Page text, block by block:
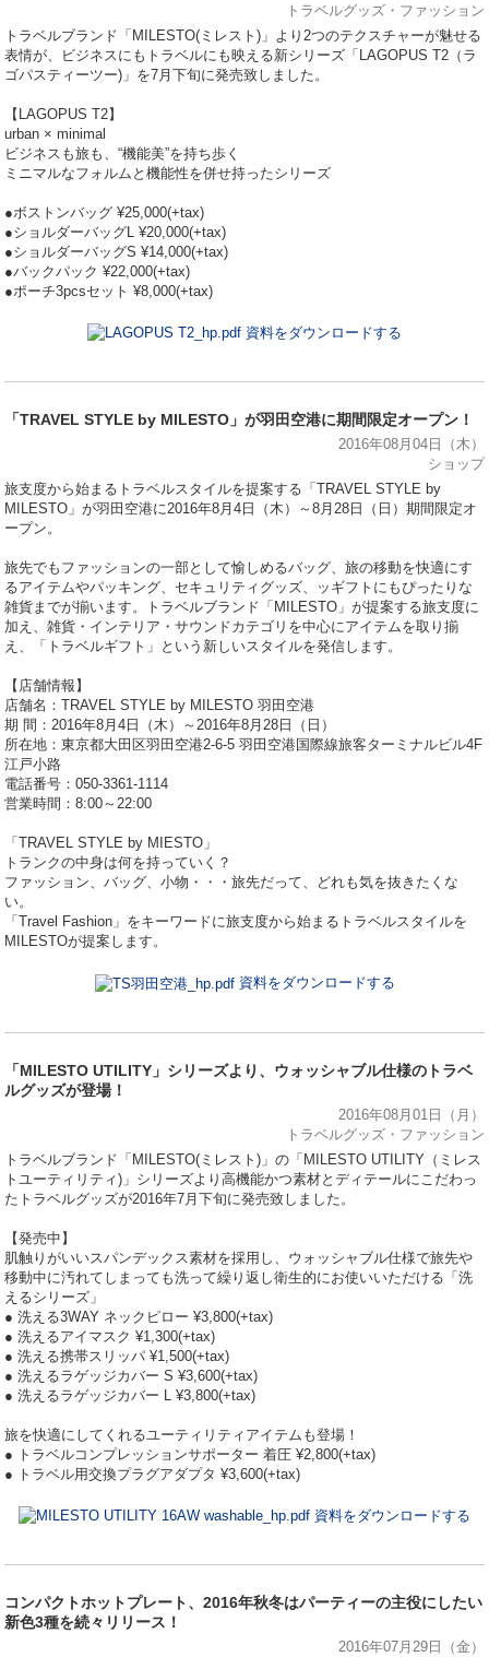
トラベルグッズ・ファッション
トラベルブランド「MILESTO(ミレスト)」より2つのテクスチャーが魅せる
表情が、ビジネスにもトラベルにも映える新シリーズ「LAGOPUS T2（ラ
ゴパスティーツー)」を7月下旬に発売致しました。
【LAGOPUS T2】
urban × minimal
ビジネスも旅も、“機能美”を持ち歩く
ミニマルなフォルムと機能性を併せ持ったシリーズ
●ボストンバッグ ¥25,000(+tax)
●ショルダーバッグL ¥20,000(+tax)
●ショルダーバッグS ¥14,000(+tax)
●バックパック ¥22,000(+tax)
●ポーチ3pcsセット ¥8,000(+tax)
資料をダウンロードする
「TRAVEL STYLE by MILESTO」が羽田空港に期間限定オープン！
2016年08月04日（木）
ショップ
旅支度から始まるトラベルスタイルを提案する「TRAVEL STYLE by
MILESTO」が羽田空港に2016年8月4日（木）～8月28日（日）期間限定オ
ープン。
旅先でもファッションの一部として愉しめるバッグ、旅の移動を快適にす
るアイテムやパッキング、セキュリティグッズ、ッギフトにもぴったりな
雑貨までが揃います。トラベルブランド「MILESTO」が提案する旅支度に
加え、雑貨・インテリア・サウンドカテゴリを中心にアイテムを取り揃
え、「トラベルギフト」という新しいスタイルを発信します。
【店舗情報】
店舗名：TRAVEL STYLE by MILESTO 羽田空港
期 間：2016年8月4日（木）～2016年8月28日（日）
所在地：東京都大田区羽田空港2-6-5 羽田空港国際線旅客ターミナルビル4F
江戸小路
電話番号：050-3361-1114
営業時間：8:00～22:00
「TRAVEL STYLE by MIESTO」
トランクの中身は何を持っていく？
ファッション、バッグ、小物・・・旅先だって、どれも気を抜きたくな
い。
「Travel Fashion」をキーワードに旅支度から始まるトラベルスタイルを
MILESTOが提案します。
資料をダウンロードする
「MILESTO UTILITY」シリーズより、ウォッシャブル仕様のトラベ
ルグッズが登場！
2016年08月01日（月）
トラベルグッズ・ファッション
トラベルブランド「MILESTO(ミレスト)」の「MILESTO UTILITY（ミレス
トユーティリティ)」シリーズより高機能かつ素材とディテールにこだわっ
たトラベルグッズが2016年7月下旬に発売致しました。
【発売中】
肌触りがいいスパンデックス素材を採用し、ウォッシャブル仕様で旅先や
移動中に汚れてしまっても洗って繰り返し衛生的にお使いいただける「洗
えるシリーズ」
● 洗える3WAY ネックピロー ¥3,800(+tax)
● 洗えるアイマスク ¥1,300(+tax)
● 洗える携帯スリッパ ¥1,500(+tax)
● 洗えるラゲッジカバー S ¥3,600(+tax)
● 洗えるラゲッジカバー L ¥3,800(+tax)
旅を快適にしてくれるユーティリティアイテムも登場！
● トラベルコンプレッションサポーター 着圧 ¥2,800(+tax)
● トラベル用交換プラグアダプタ ¥3,600(+tax)
資料をダウンロードする
コンパクトホットプレート、2016年秋冬はパーティーの主役にしたい
新色3種を続々リリース！
2016年07月29日（金）